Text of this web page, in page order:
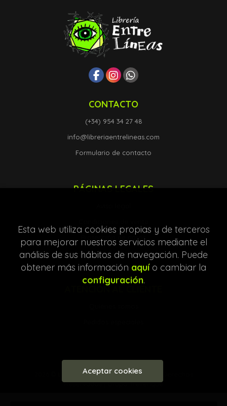
CONTACTO
(+34) 954 34 27 48
info@libreriaentrelineas.com
Formulario de contacto
PÁGINAS LEGALES
Protección de datos
Política de Cookies
ATENCIÓN AL CLIENTE
Librería Entre Líneas. Todos los Derechos
Reservados |Grupo Trevenque
Esta web utiliza cookies propias y de terceros
para mejorar nuestros servicios mediante el
análisis de sus hábitos de navegación. Puede
obtener más información aquío cambiar la
configuración.
Aceptar cookies